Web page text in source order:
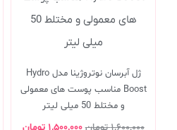
ژل آبرسان نوتروژینا مدل Hydro
Boost مناسب پوست های معمولی
و مختلط 50 میلی لیتر